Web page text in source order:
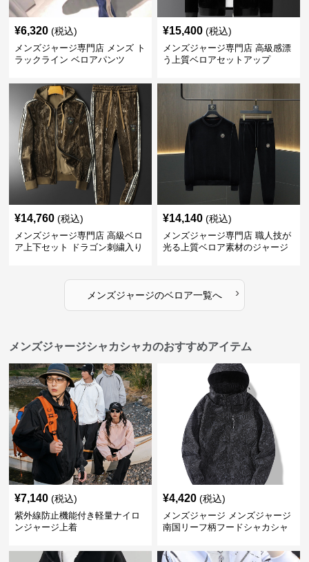
¥6,320 (税込)
メンズジャージ専門店 メンズ ト
ラックライン ベロアパンツ
¥15,400 (税込)
メンズジャージ専門店 高級感漂
う上質ベロアセットアップ
¥14,760 (税込)
メンズジャージ専門店 高級ベロ
ア上下セット ドラゴン刺繍入り
¥14,140 (税込)
メンズジャージ専門店 職人技が
光る上質ベロア素材のジャージ
メンズジャージのベロア一覧へ ›
メンズジャージシャカシャカのおすすめアイテム
¥7,140 (税込)
紫外線防止機能付き軽量ナイロ
ンジャージ上着
¥4,420 (税込)
メンズジャージ メンズジャージ
南国リーフ柄フードシャカシャ